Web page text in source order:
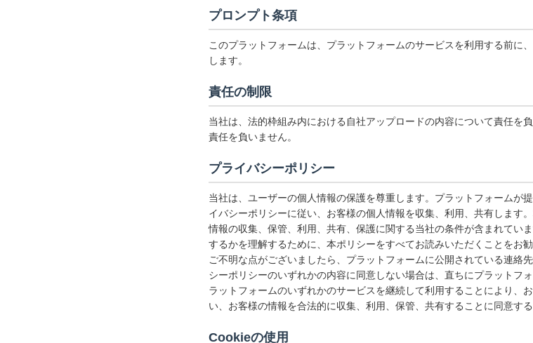
プロンプト条項
このプラットフォームは、プラットフォームのサービスを利用する前に
します。
責任の制限
当社は、法的枠組み内における自社アップロードの内容について責任を
責任を負いません。
プライバシーポリシー
当社は、ユーザーの個人情報の保護を尊重します。プラットフォームが
イバシーポリシーに従い、お客様の個人情報を収集、利用、共有します
情報の収集、保管、利用、共有、保護に関する当社の条件が含まれてい
するかを理解するために、本ポリシーをすべてお読みいただくことをお
ご不明な点がございましたら、プラットフォームに公開されている連絡
シーポリシーのいずれかの内容に同意しない場合は、直ちにプラットフ
ラットフォームのいずれかのサービスを継続して利用することにより、
い、お客様の情報を合法的に収集、利用、保管、共有することに同意する
Cookieの使用